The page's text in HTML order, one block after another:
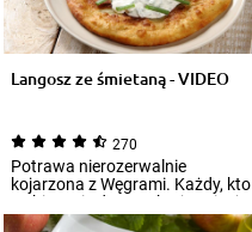
Langosz ze śmietaną - VIDEO
270
Potrawa nierozerwalnie
kojarzona z Węgrami. Każdy, kto
wybiera się do tego kraju, wie, że
nie moż...